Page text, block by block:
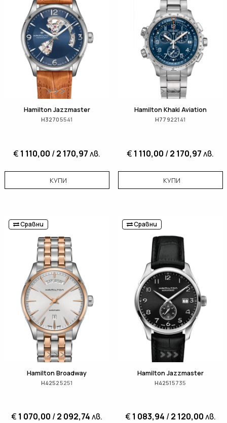
Hamilton Jazzmaster
H32705541
€ 1 110,00 /2 170,97лв.
КУПИ
Hamilton Khaki Aviation
H77922141
€ 1 110,00 /2 170,97лв.
КУПИ
Сравни
Hamilton Broadway
H42525251
€ 1 070,00 /2 092,74лв.
Сравни
Hamilton Jazzmaster
H42515735
€ 1 083,94 /2 120,00лв.